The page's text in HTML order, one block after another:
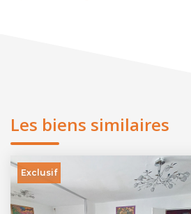
Les biens similaires
Exclusif